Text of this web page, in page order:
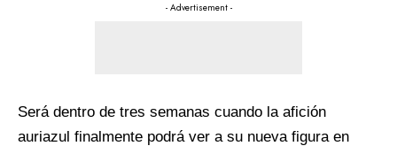
- Advertisement -
Será dentro de tres semanas cuando la afición
auriazul finalmente podrá ver a su nueva figura en